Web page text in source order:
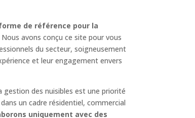
de référence pour la
Nous avons conçu ce site pour vous
du secteur, soigneusement
et leur engagement envers
gestion des nuisibles est une priorité
un cadre résidentiel, commercial
uniquement avec des